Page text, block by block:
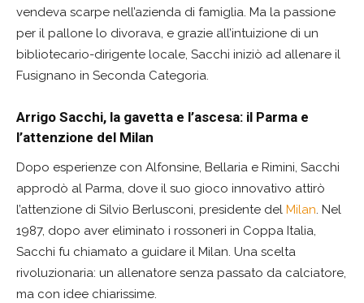
vendeva scarpe nell’azienda di famiglia. Ma la passione
per il pallone lo divorava, e grazie all’intuizione di un
bibliotecario-dirigente locale, Sacchi iniziò ad allenare il
Fusignano in Seconda Categoria.
Arrigo Sacchi, la gavetta e l’ascesa: il Parma e
l’attenzione del Milan
Dopo esperienze con Alfonsine, Bellaria e Rimini, Sacchi
approdò al Parma, dove il suo gioco innovativo attirò
l’attenzione di Silvio Berlusconi, presidente del Milan. Nel
1987, dopo aver eliminato i rossoneri in Coppa Italia,
Sacchi fu chiamato a guidare il Milan. Una scelta
rivoluzionaria: un allenatore senza passato da calciatore,
ma con idee chiarissime.